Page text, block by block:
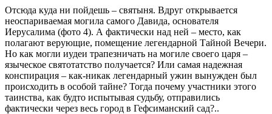
Отсюда куда ни пойдешь – святыня. Вдруг открывается
неоспариваемая могила самого Давида, основателя
Иерусалима (фото 4). А фактически над ней – место, как
полагают верующие, помещение легендарной Тайной Вечери.
Но как могли иудеи трапезничать на могиле своего царя –
языческое святотатство получается? Или самая надежная
конспирация – как-никак легендарный ужин вынужден был
происходить в особой тайне? Тогда почему участники этого
таинства, как будто испытывая судьбу, отправились
фактически через весь город в Гефсиманский сад?..